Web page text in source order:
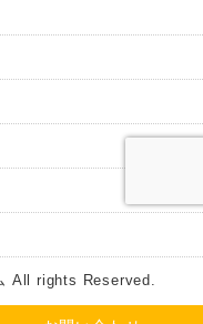
All rights Reserved.